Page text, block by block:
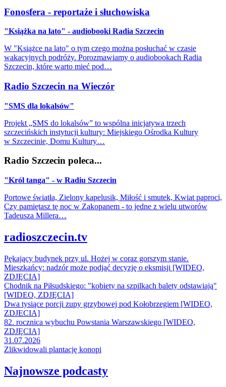
Fonosfera - reportaże i słuchowiska
"Książka na lato" - audiobooki Radia Szczecin
W "Książce na lato" o tym czego można posłuchać w czasie
wakacyjnych podróży. Porozmawiamy o audiobookach Radia
Szczecin, które warto mieć pod…
Radio Szczecin na Wieczór
"SMS dla lokalsów"
Projekt „SMS do lokalsów” to wspólna inicjatywa trzech
szczecińskich instytucji kultury: Miejskiego Ośrodka Kultury
w Szczecinie, Domu Kultury…
Radio Szczecin poleca...
"Król tanga" - w Radiu Szczecin
Portowe światła, Zielony kapelusik, Miłość i smutek, Kwiat paproci,
Czy pamiętasz tę noc w Zakopanem - to jedne z wielu utworów
Tadeusza Millera…
radioszczecin.tv
Pękający budynek przy ul. Hożej w coraz gorszym stanie.
Mieszkańcy: nadzór może podjąć decyzję o eksmisji [WIDEO,
ZDJĘCIA]
Chodnik na Piłsudskiego: "kobiety na szpilkach balety odstawiają"
[WIDEO, ZDJĘCIA]
Dwa tysiące porcji zupy grzybowej pod Kołobrzegiem [WIDEO,
ZDJECIA]
82. rocznica wybuchu Powstania Warszawskiego [WIDEO,
ZDJĘCIA]
31.07.2026
Zlikwidowali plantację konopi
Najnowsze podcasty